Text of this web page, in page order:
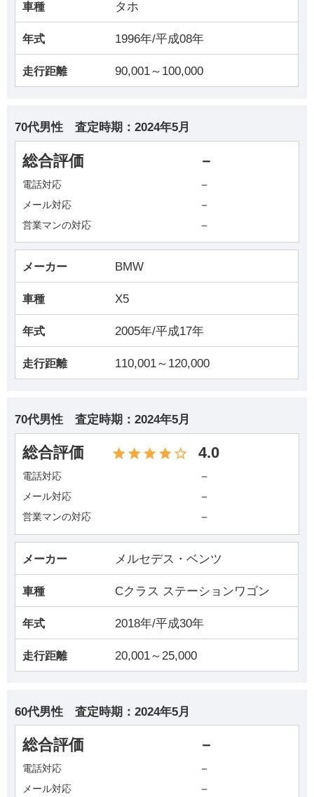
車種 タホ
年式 1996年/平成08年
走行距離 90,001～100,000
70代男性 査定時期： 2024年5月
総合評価 －
電話対応 －
メール対応 －
営業マンの対応 －
メーカー BMW
車種 X5
年式 2005年/平成17年
走行距離 110,001～120,000
70代男性 査定時期： 2024年5月
総合評価 4.0
電話対応 －
メール対応 －
営業マンの対応 －
メーカー メルセデス・ベンツ
車種 Cクラス ステーションワゴン
年式 2018年/平成30年
走行距離 20,001～25,000
60代男性 査定時期： 2024年5月
総合評価 －
電話対応 －
メール対応 －